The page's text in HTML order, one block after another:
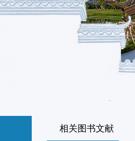
相关图书文献